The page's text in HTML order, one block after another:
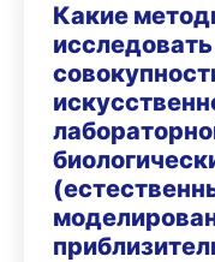
Какие